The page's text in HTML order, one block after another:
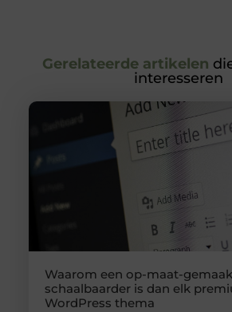
Gerelateerde artikelen
interesseren
Waarom een op-maat-
schaalbaarder is dan elk
WordPress thema